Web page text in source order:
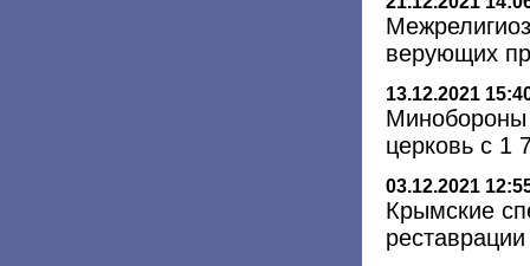
верующих
13.12.2021
Минобороны
церковь с 1
03.12.2021
Крымские